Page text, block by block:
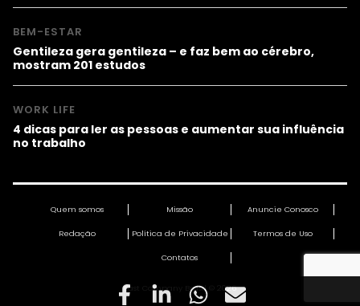
BEM-ESTAR
Gentileza gera gentileza – e faz bem ao cérebro,
mostram 201 estudos
WORK LIFE
4 dicas para ler as pessoas e aumentar sua influência
no trabalho
Quem somos Missão Anuncie Conosco
Redação Política de Privacidade Termos de Uso
Contatos
Fast Company Brasil © 2026